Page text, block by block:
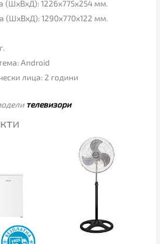
(ШхВхД): 1226x775x254 мм.
(ШхВхД): 1290x770x122 мм.
Android
лица: 2 години
телевизори